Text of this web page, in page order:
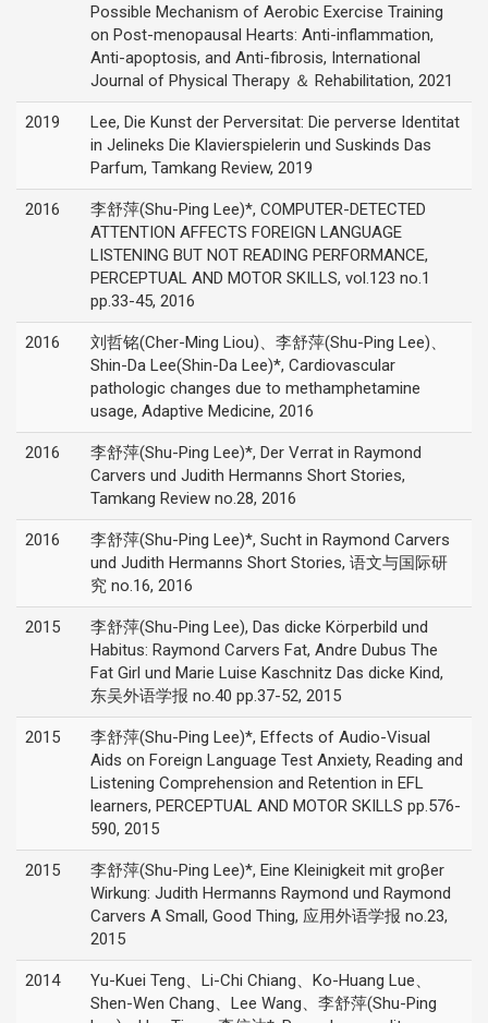
Possible Mechanism of Aerobic Exercise Training
on Post-menopausal Hearts: Anti-inflammation,
Anti-apoptosis, and Anti-fibrosis, International
Journal of Physical Therapy ＆ Rehabilitation, 2021
2019
Lee, Die Kunst der Perversitat: Die perverse Identitat
in Jelineks Die Klavierspielerin und Suskinds Das
Parfum, Tamkang Review, 2019
2016
李舒萍(Shu-Ping Lee)*, COMPUTER-DETECTED
ATTENTION AFFECTS FOREIGN LANGUAGE
LISTENING BUT NOT READING PERFORMANCE,
PERCEPTUAL AND MOTOR SKILLS, vol.123 no.1
pp.33-45, 2016
2016
刘哲铭(Cher-Ming Liou)、李舒萍(Shu-Ping Lee)、
Shin-Da Lee(Shin-Da Lee)*, Cardiovascular
pathologic changes due to methamphetamine
usage, Adaptive Medicine, 2016
2016
李舒萍(Shu-Ping Lee)*, Der Verrat in Raymond
Carvers und Judith Hermanns Short Stories,
Tamkang Review no.28, 2016
2016
李舒萍(Shu-Ping Lee)*, Sucht in Raymond Carvers
und Judith Hermanns Short Stories, 语文与国际研
究 no.16, 2016
2015
李舒萍(Shu-Ping Lee), Das dicke Körperbild und
Habitus: Raymond Carvers Fat, Andre Dubus The
Fat Girl und Marie Luise Kaschnitz Das dicke Kind,
东吴外语学报 no.40 pp.37-52, 2015
2015
李舒萍(Shu-Ping Lee)*, Effects of Audio-Visual
Aids on Foreign Language Test Anxiety, Reading and
Listening Comprehension and Retention in EFL
learners, PERCEPTUAL AND MOTOR SKILLS pp.576-
590, 2015
2015
李舒萍(Shu-Ping Lee)*, Eine Kleinigkeit mit groβer
Wirkung: Judith Hermanns Raymond und Raymond
Carvers A Small, Good Thing, 应用外语学报 no.23,
2015
2014
Yu-Kuei Teng、Li-Chi Chiang、Ko-Huang Lue、
Shen-Wen Chang、Lee Wang、李舒萍(Shu-Ping